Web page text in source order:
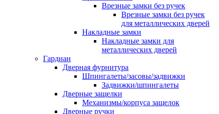
Врезные замки без ручек
Врезные замки без ручек
для металлических дверей
Накладные замки
Накладные замки для
металлических дверей
Гардиан
Дверная фурнитура
Шпингалеты/засовы/задвижки
Задвижки/шпингалеты
Дверные защелки
Механизмы/корпуса защелок
Дверные ручки